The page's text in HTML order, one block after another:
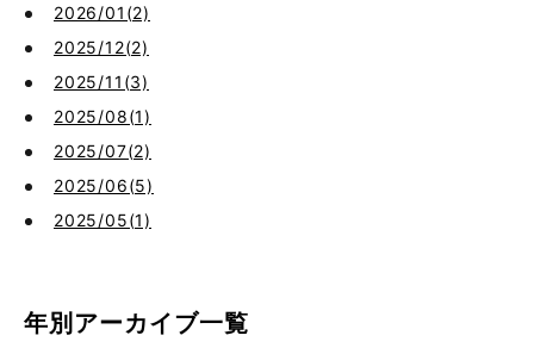
2026/01(2)
2025/12(2)
2025/11(3)
2025/08(1)
2025/07(2)
2025/06(5)
2025/05(1)
年別アーカイブ一覧